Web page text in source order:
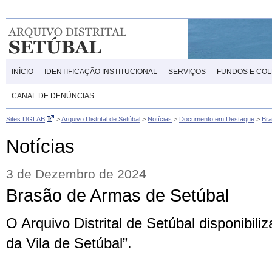
INÍCIO IDENTIFICAÇÃO INSTITUCIONAL SERVIÇOS FUNDOS E
CANAL DE DENÚNCIAS
Sites DGLAB >Arquivo Distrital de Setúbal > Notícias > Documento em Destaque >
Notícias
3 de Dezembro de 2024
Brasão de Armas de Setúbal
O Arquivo Distrital de Setúbal
da Vila de Setúbal”.